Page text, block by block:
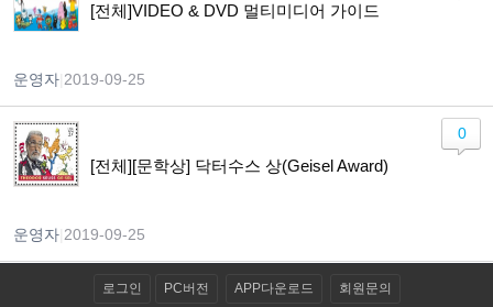
[전체]VIDEO & DVD 멀티미디어 가이드
운영자 2019-09-25
[전체][문학상] 닥터수스 상(Geisel Award)
운영자 2019-09-25
0
로그인 PC버전 APP다운로드 회원문의